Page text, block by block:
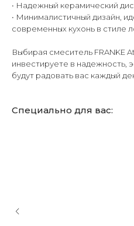
• Надежный керамический
• Минималистичный дизайн,
современных кухонь в стиле
Выбирая смеситель FRANKE
инвестируете в надежность,
будут радовать вас каждый
Специально для вас: